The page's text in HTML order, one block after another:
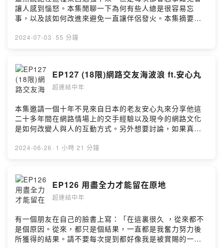
同販賣戀愛感=感情詐騙牛郎行規台灣的牛郎店與日本的牛
郎店差別想要成為大家的推在這裡，中年男子張西恩跟中
年女子莫以，用輕鬆的口吻聊聊生活大小事和豆知識，以
幽默的方式在這些故事中找到連結點。FB：超連結中年
https://forms.gle/LJHFtdDNNFGEB4Nw5Powered by
Firstory Hosting
讓人感到惱怒。本集閒聊一下為何有些人總是很容易忘
事，以及該如何改進來避免一直讓伴侶發火。本集摘要：
記憶門口效應便利商店拯救婚姻記憶力的提升要從小開始
Carry別人的記憶爸爸可靠還是媽媽可靠親子關係與記憶的
相關性暖男行事曆很重要在這裡，中年男子張西恩跟中年
女子莫以，用輕鬆的口吻聊聊生活大小事和豆知識，以幽
https://www.facebook.com/hyperlinkmillennialsQA ：
意見回饋投稿區
https://forms.gle/LJHFtdDNNFGEB4Nw5Powered by
2024-07-03 · 55 分鐘
EP127 (18限)網路交友海波浪 ft.安心丸
超連結中年
本集邀請一個十年不見來自日本的老友安心丸來分享他這
二十多年間在網路情場上的交手經驗以及現今的網路文化
是如何改變人與人的互動方式。另外想要討論，如果真心
選擇？本集摘要：安心丸學生時期的交友經驗網路交友線
伕在這裡，中年男子張西恩跟中年女子莫以，用輕鬆的口
吻聊聊生活大小事和豆知識，以幽默的方式在這些故事中
找到連結點。FB：超連結中年
意見回饋投稿區
https://forms.gle/LJHFtdDNNFGEB4Nw5Powered by
Firstory Hosting
2024-06-26 · 1 小時 21 分鐘
EP126 用盡全力才能留在原地
超連結中年
有一個朋友在自己的臉書上寫：「在這裏很久 ，從來都不
是個原因。從來，都只是個結果，一直都是我奮力努力後
所獲得的結果。請不要每次提到都好像我是被賞賜的一